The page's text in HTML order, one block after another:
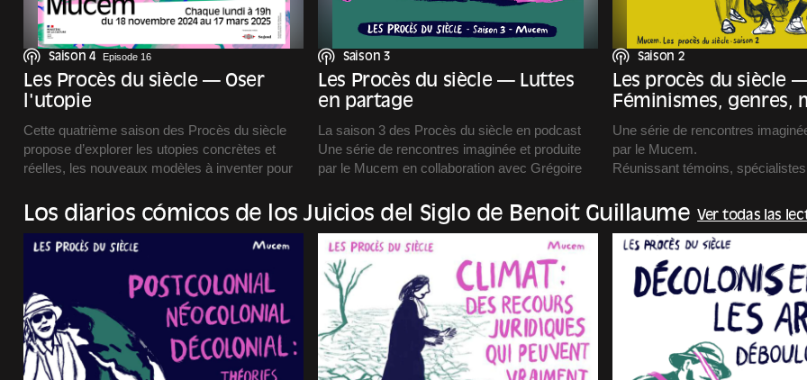
Saison 4 Episode 16
Les Procès du siècle — Oser
l'utopie
Cette quatrième saison des Procès du siècle
propose d’explorer les utopies concrètes et
réelles, les nouveaux modèles à inventer pour
d’écologie, plus de solidarité.
Pour vivre mieux, ensemble.
Cette saison 4 parlera d’éducation, de soin, de
d’agriculture, de circulations, de respect, de
consentement, d’intelligence artificielle, des
arbres et des oiseaux. Nous essaierons même
parfois d’en rire.
Saison 3
Les Procès du siècle — Luttes
en partage
La saison 3 des Procès du siècle en podcast
Une série de rencontres imaginée et produite
par le Mucem en collaboration avec Grégoire
Un podcast produit et réalisé par Copie
Carbone et illustré par Benoît Guillaume
Saison 2
Les procès du siècle
Féminismes, genres,
Une série de rencontres
par le Mucem.
Réunissant témoins,
espace d’échanges citoyens.
Après une première saison
questions environnementales,
saison est dédiée aux minorités
leurs manières de s’exprimer, de
revendiquer leurs droits.
Los diarios cómicos de los Juicios del Siglo de Benoit Guillaume Ver todas las